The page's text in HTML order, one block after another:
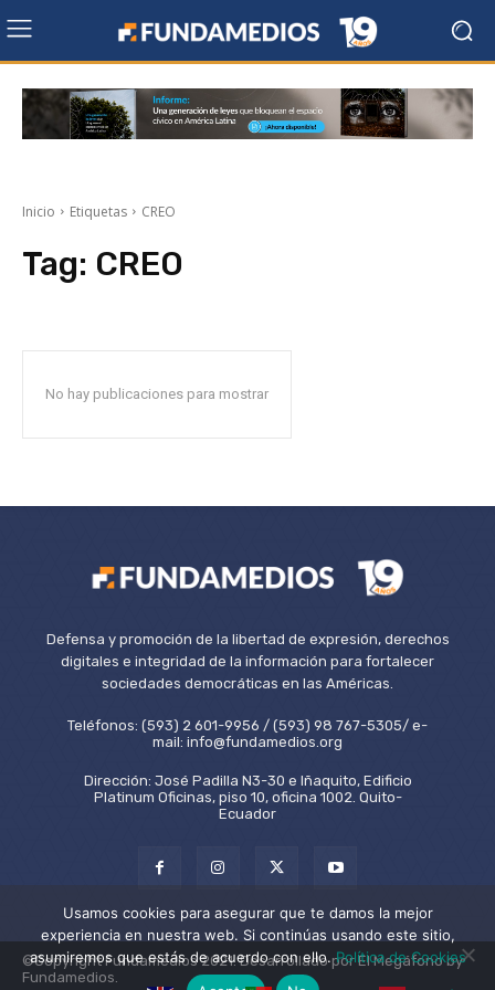
Inicio Etiquetas CREO
Tag: CREO
No hay publicaciones para mostrar
Defensa y promoción de la libertad de expresión, derechos
digitales e integridad de la información para fortalecer
sociedades democráticas en las Américas.
Teléfonos: (593) 2 601-9956 / (593) 98 767-5305/ e-
mail: info@fundamedios.org
Dirección: José Padilla N3-30 e Iñaquito, Edificio
Platinum Oficinas, piso 10, oficina 1002. Quito-
Ecuador
©Copyright Fundamedios 2021. Desarrollado por El Megáfono by
Fundamedios.
Usamos cookies para asegurar que te damos la mejor
experiencia en nuestra web. Si continúas usando este sitio,
asumiremos que estás de acuerdo con ello.Política de Cookies